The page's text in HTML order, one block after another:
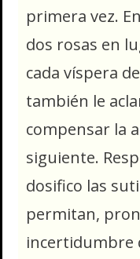
primera vez.
dos rosas en
cada víspera
también le
compensar la
siguiente.
dosifico las
permitan,
incertidumbre